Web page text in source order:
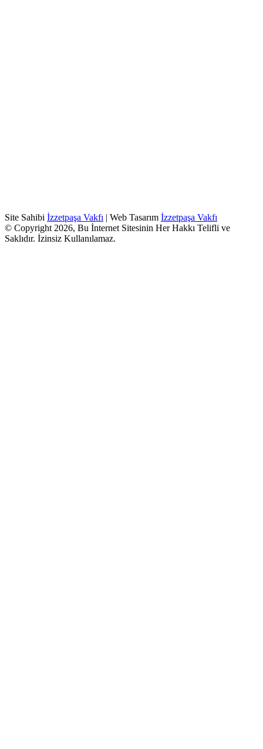
Site Sahibi İzzetpaşa Vakfı | Web Tasarım İzzetpaşa Vakfı
© Copyright 2026, Bu İnternet Sitesinin Her Hakkı Telifli ve
Saklıdır. İzinsiz Kullanılamaz.